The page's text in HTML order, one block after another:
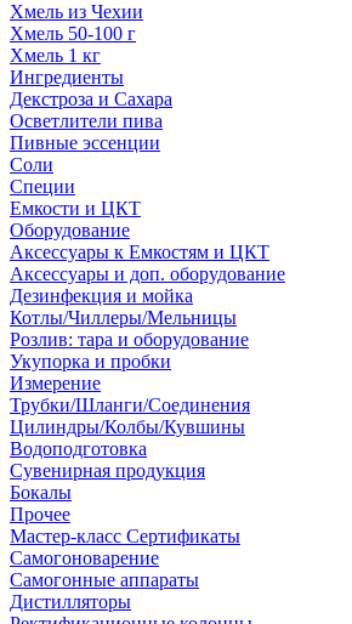
Хмель из Чехии
Хмель 50-100 г
Хмель 1 кг
Ингредиенты
Декстроза и Сахара
Осветлители пива
Пивные эссенции
Соли
Специи
Емкости и ЦКТ
Оборудование
Аксессуары к Емкостям и ЦКТ
Аксессуары и доп. оборудование
Дезинфекция и мойка
Котлы/Чиллеры/Мельницы
Розлив: тара и оборудование
Укупорка и пробки
Измерение
Трубки/Шланги/Соединения
Цилиндры/Колбы/Кувшины
Водоподготовка
Сувенирная продукция
Бокалы
Прочее
Мастер-класс Сертификаты
Самогоноварение
Самогонные аппараты
Дистилляторы